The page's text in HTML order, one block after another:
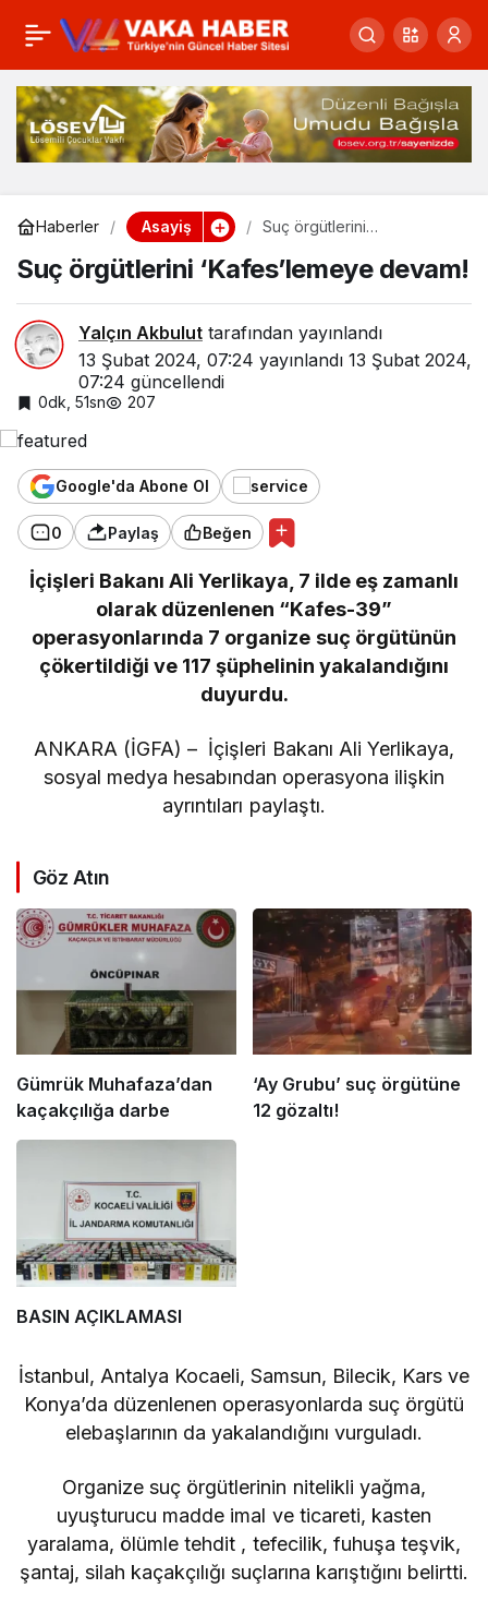
Haberler Asayiş
Suç örgütlerini
Suç örgütlerini ‘Kafes’lemeye devam!
Yalçın Akbulut tarafından yayınlandı
13 Şubat 2024, 07:24 yayınlandı 13 Şubat 2024,
07:24 güncellendi
0dk, 51sn 207
Google'da Abone Ol
0 Paylaş Beğen
İçişleri Bakanı Ali Yerlikaya, 7 ilde eş zamanlı
olarak düzenlenen “Kafes-39”
operasyonlarında 7 organize suç örgütünün
çökertildiği ve 117 şüphelinin yakalandığını
duyurdu.
ANKARA (İGFA) – İçişleri Bakanı Ali Yerlikaya,
sosyal medya hesabından operasyona ilişkin
ayrıntıları paylaştı.
Göz Atın
Gümrük Muhafaza’dan
kaçakçılığa darbe
‘Ay Grubu’ suç örgütüne
12 gözaltı!
BASIN AÇIKLAMASI
İstanbul, Antalya Kocaeli, Samsun, Bilecik, Kars ve
Konya’da düzenlenen operasyonlarda suç örgütü
elebaşlarının da yakalandığını vurguladı.
Organize suç örgütlerinin nitelikli yağma,
uyuşturucu madde imal ve ticareti, kasten
yaralama, ölümle tehdit , tefecilik, fuhuşa teşvik,
şantaj, silah kaçakçılığı suçlarına karıştığını belirtti.
Balık tutarken düşüp
yaralandı
0 Paylaş